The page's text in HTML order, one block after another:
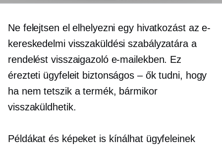
Ne felejtsen el elhelyezni egy hivatkozást az e-
kereskedelmi visszaküldési szabályzatára a
rendelést visszaigazoló e-mailekben. Ez
érezteti ügyfeleit biztonságos – őktudni, hogy
ha nem tetszik a termék, bármikor
visszaküldhetik.
Példákat és képeket is kínálhat ügyfeleinek